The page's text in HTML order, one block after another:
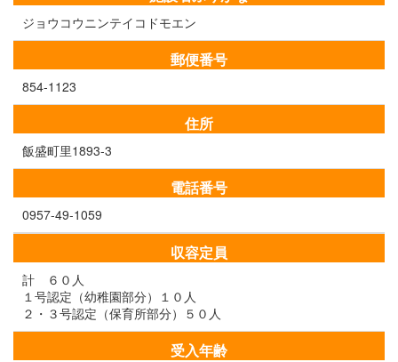
ジョウコウニンテイコドモエン
郵便番号
854-1123
住所
飯盛町里1893-3
電話番号
0957-49-1059
収容定員
計 ６０人
１号認定（幼稚園部分）１０人
２・３号認定（保育所部分）５０人
受入年齢